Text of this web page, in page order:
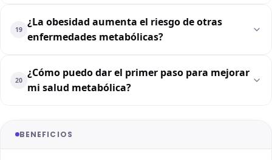
19
¿La obesidad aumenta el riesgo de otras
enfermedades metabólicas?
20
¿Cómo puedo dar el primer paso para mejorar
mi salud metabólica?
BENEFICIOS